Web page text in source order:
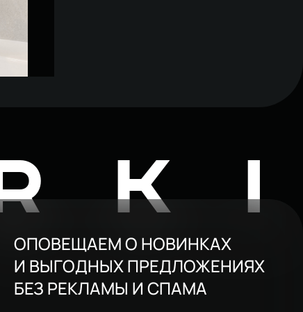
ОПОВЕЩАЕМ О НОВИНКАХ
И ВЫГОДНЫХ ПРЕДЛОЖЕНИЯХ
БЕЗ РЕКЛАМЫ И СПАМА